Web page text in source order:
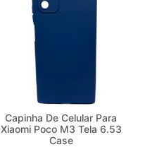
Capinha De Celular Para
Xiaomi Poco M3 Tela 6.53
Case